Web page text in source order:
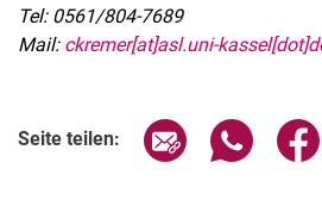
Tel: 0561/804-7689
Mail: ckremer[at]asl.uni-
Seite teilen: Seite über E-
Seite